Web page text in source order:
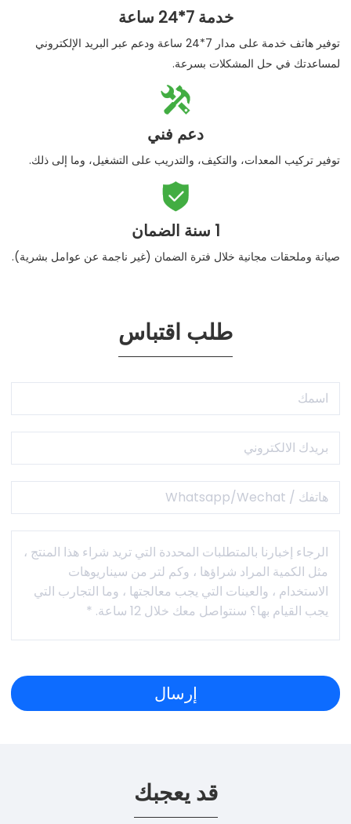
خدمة 7*24 ساعة
توفير هاتف خدمة على مدار 7*24 ساعة ودعم عبر البريد الإلكتروني
لمساعدتك في حل المشكلات بسرعة.

دعم فني
توفير تركيب المعدات، والتكيف، والتدريب على التشغيل، وما إلى ذلك.

1 سنة الضمان
صيانة وملحقات مجانية خلال فترة الضمان (غير ناجمة عن عوامل بشرية).
طلب اقتباس
قد يعجبك